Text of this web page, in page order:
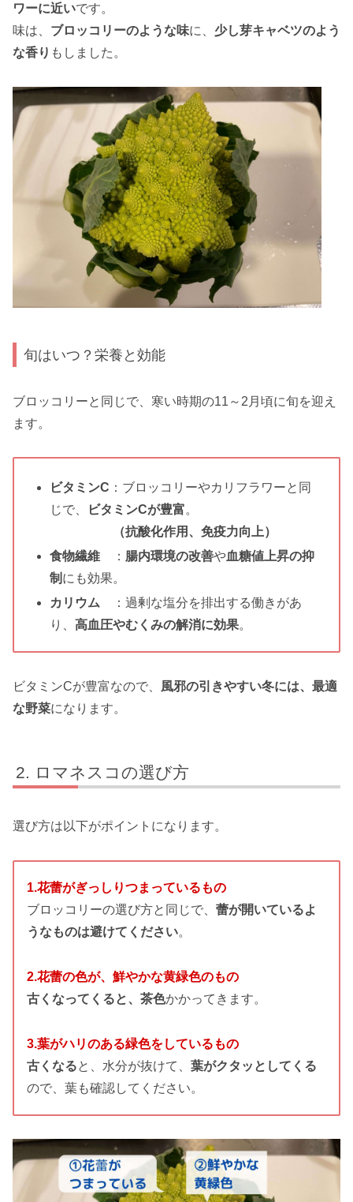
ワーに近いです。
味は、 ブロッコリーのような味に、 少し芽キャベツのよう
な香り もしました。
旬はいつ？栄養と効能
ブロッコリーと同じで、寒い時期の11～2月頃に旬を迎え
ます。
ビタミンC ：ブロッコリーやカリフラワーと同
じで、
ビタミンCが豊富。
（抗酸化作用、免疫力向上）
食物繊維 ： 腸内環境の改善や血糖値上昇の抑
制 にも効果。
カリウム
：過剰な塩分を排出する働きがあ
り、高血圧やむくみの解消に効果。
ビタミンCが豊富なので、
風邪の引きやすい冬には、最適
な野菜になります。
ロマネスコの選び方
選び方は以下がポイントになります。
1.花蕾がぎっしりつまっているもの
ブロッコリーの選び方と同じで、 蕾が開いているよ
うなものは避けてください。
2.花蕾の色が、鮮やかな黄緑色のもの
古くなってくると、茶色かかってきます。
3.葉がハリのある緑色をしているもの
古くなると、水分が抜けて、 葉がクタッとしてくる
ので、葉も確認してください。